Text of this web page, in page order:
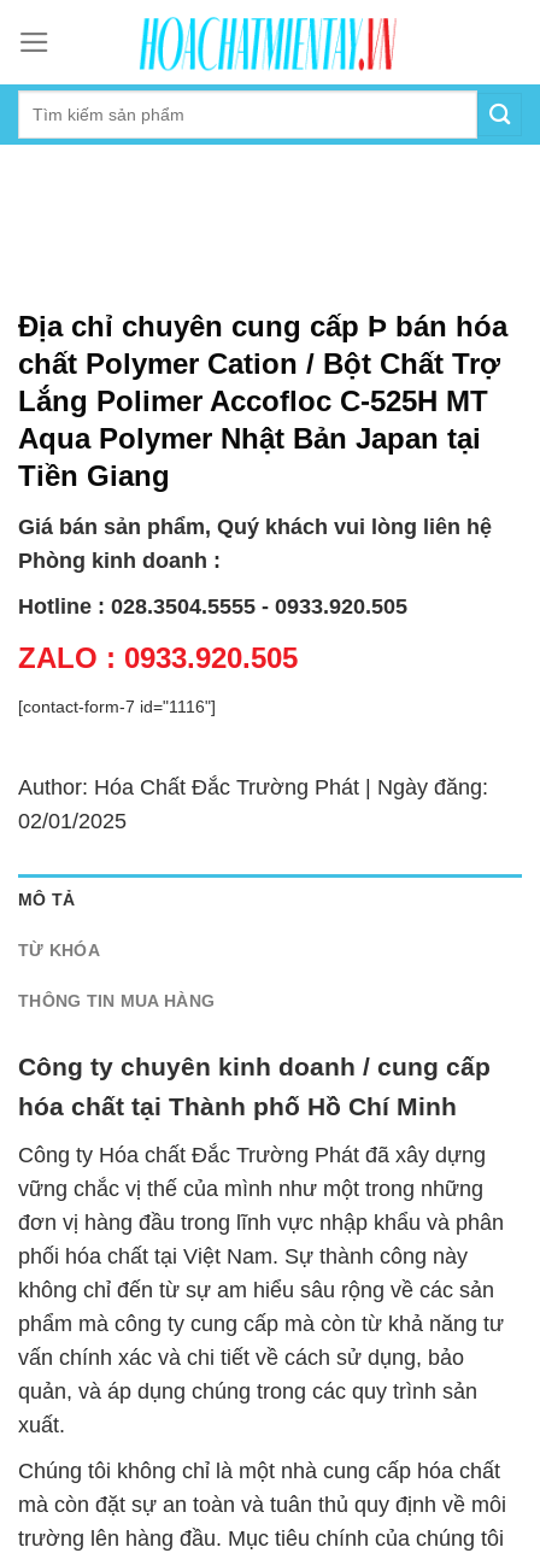
content
Địa chỉ chuyên cung cấp Þ bán hóa
chất Polymer Cation / Bột Chất Trợ
Lắng Polimer Accofloc C-525H MT
Aqua Polymer Nhật Bản Japan tại
Tiền Giang
Giá bán sản phẩm, Quý khách vui lòng liên hệ
Phòng kinh doanh :
Hotline : 028.3504.5555 - 0933.920.505
ZALO : 0933.920.505
[contact-form-7 id="1116"]
Author: Hóa Chất Đắc Trường Phát | Ngày đăng:
02/01/2025
MÔ TẢ
TỪ KHÓA
THÔNG TIN MUA HÀNG
Công ty chuyên kinh doanh / cung cấp
hóa chất tại Thành phố Hồ Chí Minh
Công ty Hóa chất Đắc Trường Phát đã xây dựng
vững chắc vị thế của mình như một trong những
đơn vị hàng đầu trong lĩnh vực nhập khẩu và phân
phối hóa chất tại Việt Nam. Sự thành công này
không chỉ đến từ sự am hiểu sâu rộng về các sản
phẩm mà công ty cung cấp mà còn từ khả năng tư
vấn chính xác và chi tiết về cách sử dụng, bảo
quản, và áp dụng chúng trong các quy trình sản
xuất.
Chúng tôi không chỉ là một nhà cung cấp hóa chất
mà còn đặt sự an toàn và tuân thủ quy định về môi
trường lên hàng đầu. Mục tiêu chính của chúng tôi